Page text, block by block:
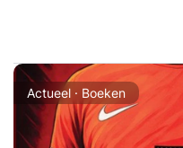
Actueel · Boeken